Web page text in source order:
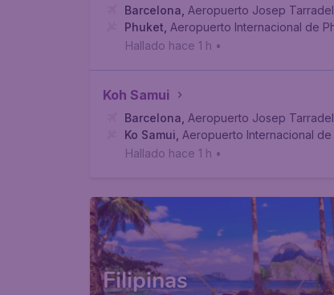
Barcelona Aeropuerto Josep
Phuket Aeropuerto Internacional de
Hallado hace 1 h •
Koh Samui
Barcelona Aeropuerto Josep
Ko Samui Aeropuerto Internacional de
Hallado hace 1 h •
Filipinas